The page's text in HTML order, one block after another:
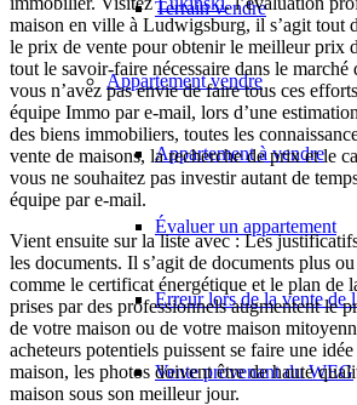
Terrain vendre
Appartementvendre
Appartement à vendre
Évaluer un appartement
Erreur lors de la vente de
Vente provenant du WEG
maison en ville à Ludwigsburg, il s’agit tout
le prix de vente pour obtenir le meilleur prix
tout le savoir-faire nécessaire dans le marché
vous n’avez pas envie de faire tous ces
équipe Immo par e-mail, lors d’une
des biens immobiliers, toutes les
vente de maisons, la recherche de prix et le
vous ne souhaitez pas investir autant de
équipe par e-mail.
Vient ensuite sur la liste avec : Les
les documents. Il s’agit de documents plus
comme le certificat énergétique et le plan de
prises par des professionnels augmentent le
de votre maison ou de votre maison
acheteurs potentiels puissent se faire une
maison, les photos doivent être de haute
maison sous son meilleur jour.